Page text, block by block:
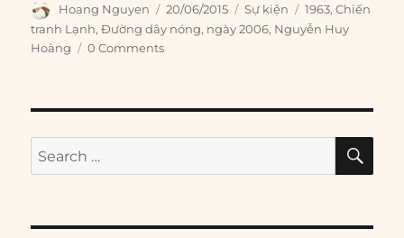
Author
Hoang Nguyen
Posted
on
20/06/2015 Categories
Sự kiện Tags
1963,Chiến
tranh Lạnh,Đường dây nóng, ngày 2006, Nguyễn Huy
Hoàng
0 Comments
Search
for: